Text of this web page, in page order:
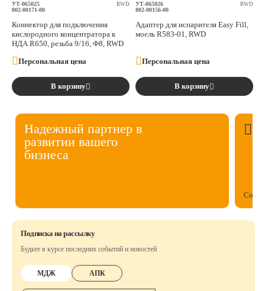
УТ-065025
802-00171-00
RWD
Коннектор для подключения
кислородного концентратора к
НДА R650, резьба 9/16, Ф8, RWD
Персональная цена
В корзину
УТ-065026
802-00156-00
RWD
Адаптер для испарителя Easy Fill,
моель R583-01, RWD
Персональная цена
В корзину
Надежный партнер в
развитии вашего
бизнеса
Подписка на рассылку
Будьте в курсе последних событий и новостей
МДЖ АПК